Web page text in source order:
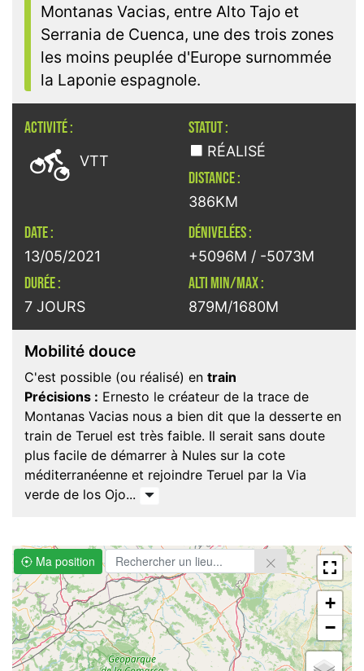
Montanas Vacias, entre Alto Tajo et
Serrania de Cuenca, une des trois zones
les moins peuplée d'Europe surnommée
la Laponie espagnole.
ACTIVITÉ :
 VTT
STATUT :
RÉALISÉ
DISTANCE :
386KM
DATE :
13/05/2021
DURÉE :
7 JOURS
DÉNIVELÉES :
+5096M / -5073M
ALTI MIN/MAX :
879M/1680M
Mobilité douce
C'est possible (ou réalisé) en train
Précisions : Ernesto le créateur de la trace de
Montanas Vacias nous a bien dit que la desserte en
train de Teruel est très faible. Il serait sans doute
plus facile de démarrer à Nules sur la cote
méditerranéenne et rejoindre Teruel par la Via
verde de los Ojo...
Ma position
+
−